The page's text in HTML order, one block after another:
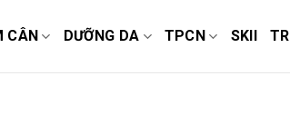
CÂN DƯỠNG DA TPCN SKII